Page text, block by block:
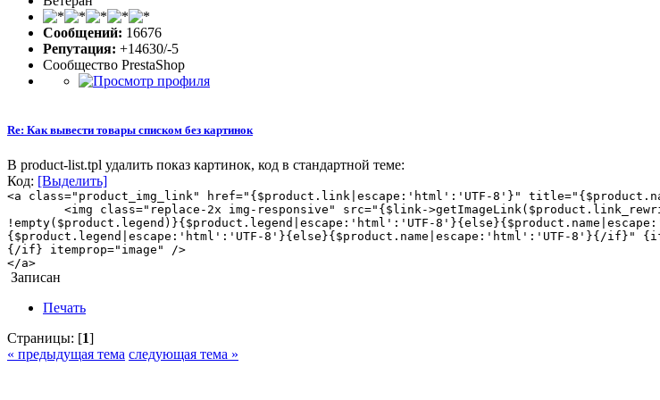
Сообщений: 16676
Репутация: +14630/-5
Сообщество PrestaShop
Re: Как вывести товары списком без картинок
В product-list.tpl удалить показ картинок, код в стандартной теме:
Код: [Выделить]
<a class="product_img_link" href="{$product.link|escape:'html':'UTF-8'}"
<img class="replace-2x img-responsive" src="{$link-
!empty($product.legend)}{$product.legend|escape:'html':'UTF-
{$product.legend|escape:'html':'UTF-8'}{else}{$product.name|escape:'html':'UTF-8'}{/if}" {if
{/if} itemprop="image" />
</a>
Записан
Печать
Страницы: [1]
« предыдущая тема следующая тема »